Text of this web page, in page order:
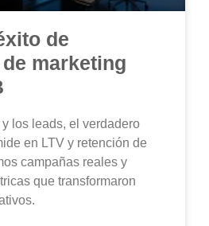
de
marketing
los leads, el verdadero
en LTV y retención de
campañas reales y
que transformaron